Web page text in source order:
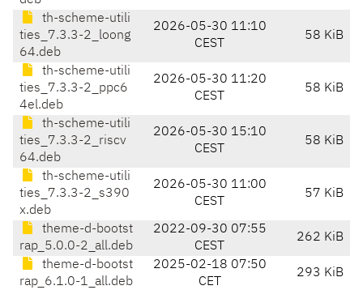
th-scheme-utili
ties_7.3.3-2_loong
64.deb
2026-05-30 11:10
CEST
58 KiB
th-scheme-utili
ties_7.3.3-2_ppc6
4el.deb
2026-05-30 11:20
CEST
58 KiB
th-scheme-utili
ties_7.3.3-2_riscv
64.deb
2026-05-30 15:10
CEST
58 KiB
th-scheme-utili
ties_7.3.3-2_s390
x.deb
2026-05-30 11:00
CEST
57 KiB
theme-d-bootst
rap_5.0.0-2_all.deb
2022-09-30 07:55
CEST
262 KiB
theme-d-bootst
rap_6.1.0-1_all.deb
2025-02-18 07:50
CET
293 KiB